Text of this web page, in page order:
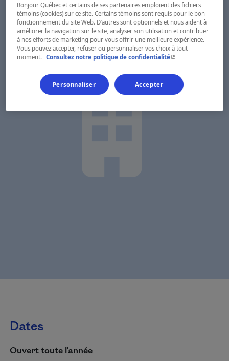
Dates
Ouvert toute l'année
Bonjour Québec et certains de ses partenaires emploient des fichiers
témoins (cookies) sur ce site. Certains témoins sont requis pour le bon
fonctionnement du site Web. D’autres sont optionnels et nous aident à
améliorer la navigation sur le site, analyser son utilisation et contribuer
à nos efforts de marketing pour vous offrir une meilleure expérience.
Vous pouvez accepter, refuser ou personnaliser vos choix à tout
moment.
Consultez notre politique de confidentialité- Cet hyperlien
Personnaliser Accepter